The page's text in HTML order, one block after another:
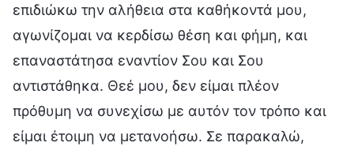
επιδιώκω την αλήθεια στα καθήκοντά μου,
αγωνίζομαι να κερδίσω θέση και φήμη, και
επαναστάτησα εναντίον Σου και Σου
αντιστάθηκα. Θεέ μου, δεν είμαι πλέον
πρόθυμη να συνεχίσω με αυτόν τον τρόπο και
είμαι έτοιμη να μετανοήσω. Σε παρακαλώ,